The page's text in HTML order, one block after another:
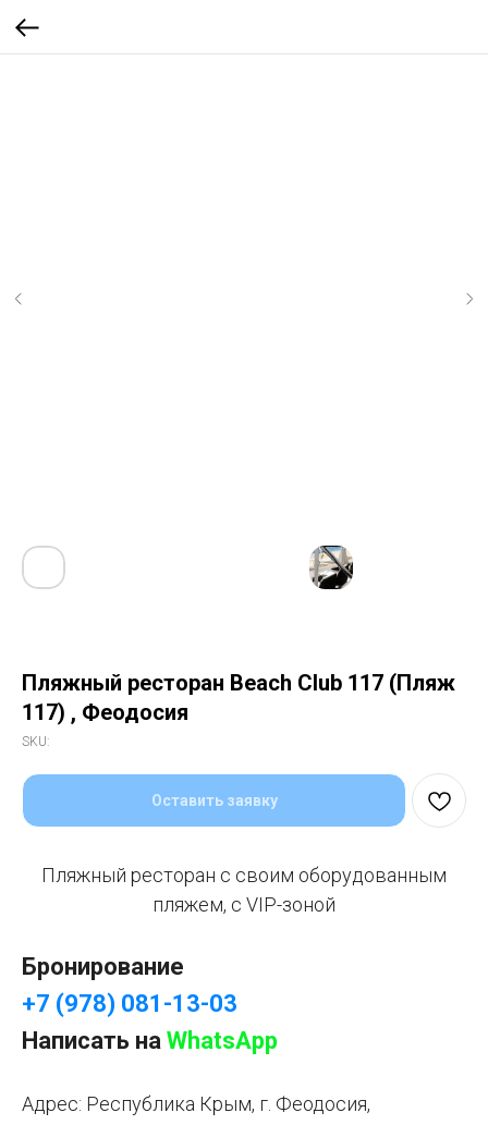
Пляжный ресторан Beach Club 117 (Пляж
117) , Феодосия
SKU:
Оставить заявку
Пляжный ресторан с своим оборудованным
пляжем, с VIP-зоной
Бронирование
+7 (978) 081-13-03
Написать на WhatsApp
Адрес: Республика Крым, г. Феодосия,